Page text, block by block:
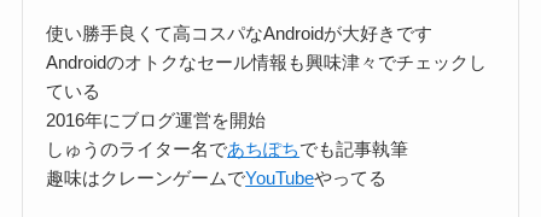
使い勝手良くて高コスパなAndroidが大好きです
Androidのオトクなセール情報も興味津々でチェックし
ている
2016年にブログ運営を開始
しゅうのライター名であちぽちでも記事執筆
趣味はクレーンゲームでYouTubeやってる